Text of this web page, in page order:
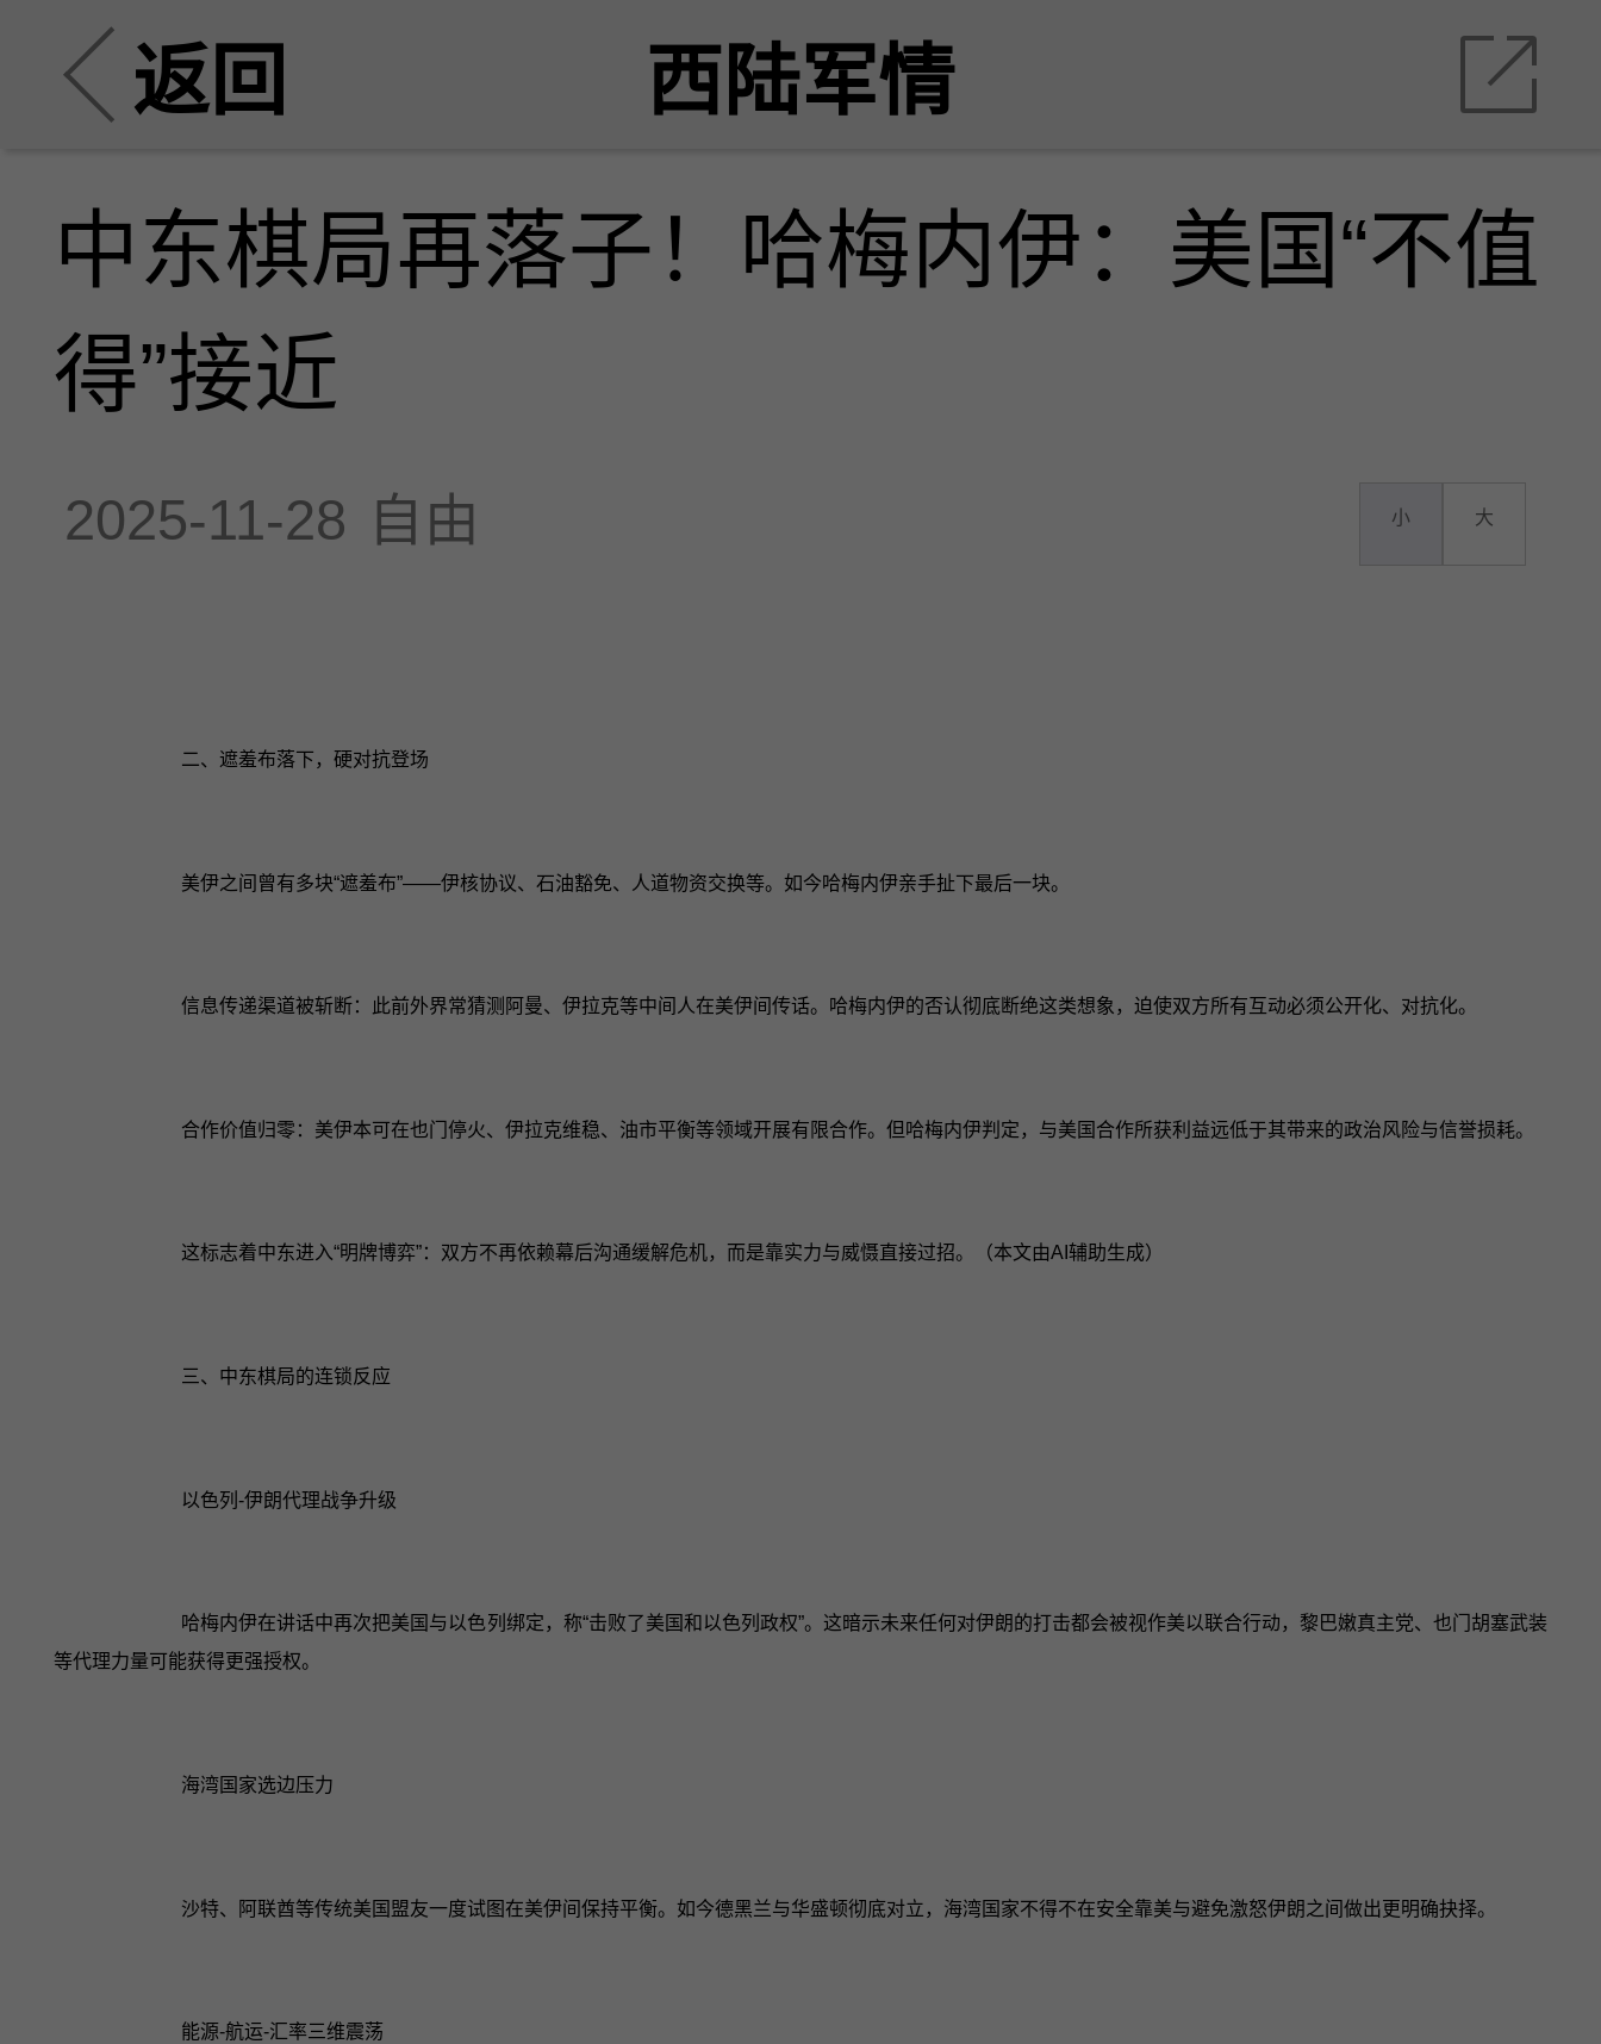
返回 西陆军情
中东棋局再落子！哈梅内伊：美国“不值
得”接近
2025-11-28 自由 小 大
二、遮羞布落下，硬对抗登场
美伊之间曾有多块“遮羞布”——伊核协议、石油豁免、人道物资交换等。如今哈梅内伊亲手扯下最后一块。
信息传递渠道被斩断：此前外界常猜测阿曼、伊拉克等中间人在美伊间传话。哈梅内伊的否认彻底断绝这类想象，迫使双方所有互动必须公开化、对抗化。
合作价值归零：美伊本可在也门停火、伊拉克维稳、油市平衡等领域开展有限合作。但哈梅内伊判定，与美国合作所获利益远低于其带来的政治风险与信誉损耗。
这标志着中东进入“明牌博弈”：双方不再依赖幕后沟通缓解危机，而是靠实力与威慑直接过招。（本文由AI辅助生成）
三、中东棋局的连锁反应
以色列‑伊朗代理战争升级
哈梅内伊在讲话中再次把美国与以色列绑定，称“击败了美国和以色列政权”。这暗示未来任何对伊朗的打击都会被视作美以联合行动，黎巴嫩真主党、也门胡塞武装
等代理力量可能获得更强授权。
海湾国家选边压力
沙特、阿联酋等传统美国盟友一度试图在美伊间保持平衡。如今德黑兰与华盛顿彻底对立，海湾国家不得不在安全靠美与避免激怒伊朗之间做出更明确抉择。
能源‑航运‑汇率三维震荡